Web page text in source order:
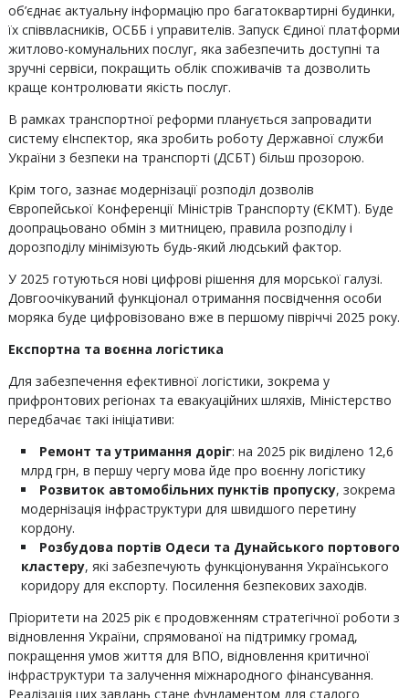
об’єднає актуальну інформацію про багатоквартирні будинки,
їх співвласників, ОСББ і управителів. Запуск Єдиної платформи
житлово-комунальних послуг, яка забезпечить доступні та
зручні сервіси, покращить облік споживачів та дозволить
краще контролювати якість послуг.
В рамках транспортної реформи планується запровадити
систему єІнспектор, яка зробить роботу Державної служби
України з безпеки на транспорті (ДСБТ) більш прозорою.
Крім того, зазнає модернізації розподіл дозволів
Європейської Конференції Міністрів Транспорту (ЄКМТ). Буде
доопрацьовано обмін з митницею, правила розподілу і
дорозподілу мінімізують будь-який людський фактор.
У 2025 готуються нові цифрові рішення для морської галузі.
Довгоочікуваний функціонал отримання посвідчення особи
моряка буде цифровізовано вже в першому півріччі 2025 року.
Експортна та воєнна логістика
Для забезпечення ефективної логістики, зокрема у
прифронтових регіонах та евакуаційних шляхів, Міністерство
передбачає такі ініціативи:
Ремонт та утримання доріг: на 2025 рік виділено 12,6
млрд грн, в першу чергу мова йде про воєнну логістику
Розвиток автомобільних пунктів пропуску, зокрема
модернізація інфраструктури для швидшого перетину
кордону.
Розбудова портів Одеси та Дунайського портового
кластеру, які забезпечують функціонування Українського
коридору для експорту. Посилення безпекових заходів.
Пріоритети на 2025 рік є продовженням стратегічної роботи з
відновлення України, спрямованої на підтримку громад,
покращення умов життя для ВПО, відновлення критичної
інфраструктури та залучення міжнародного фінансування.
Реалізація цих завдань стане фундаментом для сталого